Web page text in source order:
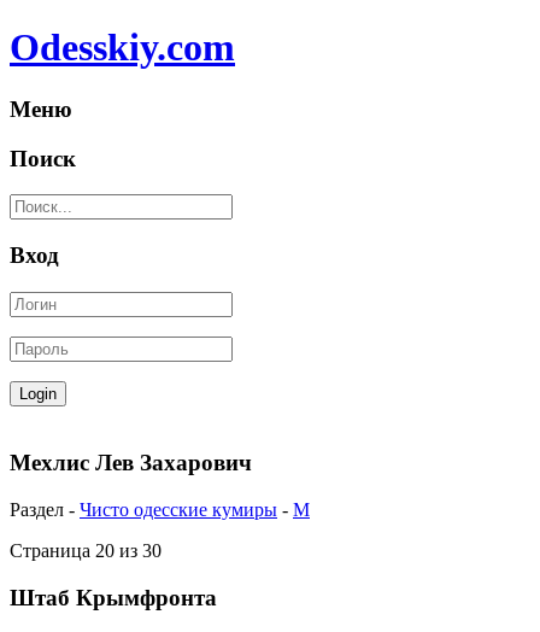
Odesskiy.com
Меню
Поиск
Вход
Мехлис Лев Захарович
Раздел - Чисто одесские кумиры - М
Страница 20 из 30
Штаб Крымфронта